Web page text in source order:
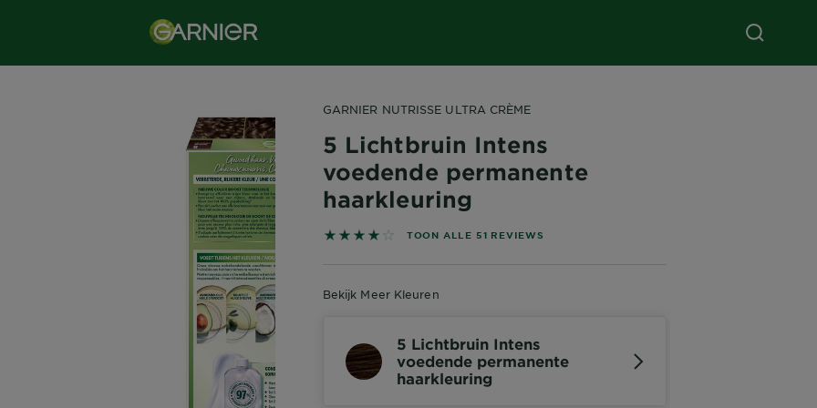
GARNIER NUTRISSE ULTRA CRÈME
5 Lichtbruin Intens
voedende permanente
haarkleuring
3.9608 out of 5 stars based on reviews
TOON ALLE 51 REVIEWS
Bekijk Meer Kleuren
5 Lichtbruin Intens
voedende permanente
haarkleuring